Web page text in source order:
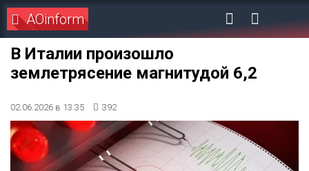
AOinform
В Италии произошло
землетрясение магнитудой 6,2
02.06.2026 в 13:35 392